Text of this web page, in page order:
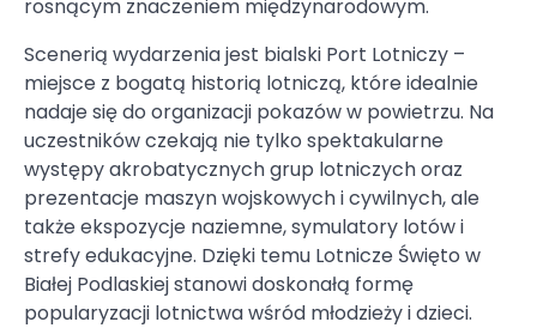
rosnącym znaczeniem międzynarodowym.
Scenerią wydarzenia jest bialski Port Lotniczy –
miejsce z bogatą historią lotniczą, które idealnie
nadaje się do organizacji pokazów w powietrzu. Na
uczestników czekają nie tylko spektakularne
występy akrobatycznych grup lotniczych oraz
prezentacje maszyn wojskowych i cywilnych, ale
także ekspozycje naziemne, symulatory lotów i
strefy edukacyjne. Dzięki temu Lotnicze Święto w
Białej Podlaskiej stanowi doskonałą formę
popularyzacji lotnictwa wśród młodzieży i dzieci.